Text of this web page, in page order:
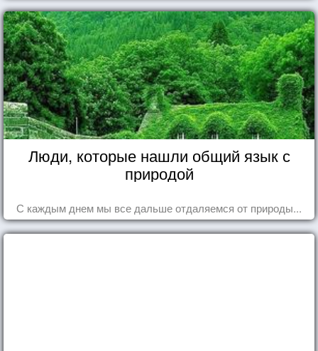
Люди, которые нашли общий язык с
природой
С каждым днем мы все дальше отдаляемся от природы...